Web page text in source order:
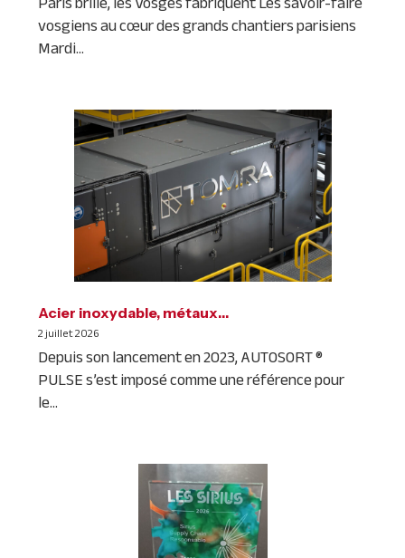
vosgiens au cœur des grands chantiers parisiens
Mardi...
Acier inoxydable, métaux…
2 juillet 2026
Depuis son lancement en 2023, AUTOSORT ®
PULSE s’est imposé comme une référence pour
le...